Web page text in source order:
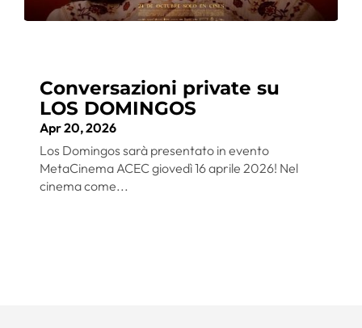
Conversazioni private su
LOS DOMINGOS
Apr 20, 2026
Los Domingos sarà presentato in evento
MetaCinema ACEC giovedì 16 aprile 2026! Nel
cinema come...